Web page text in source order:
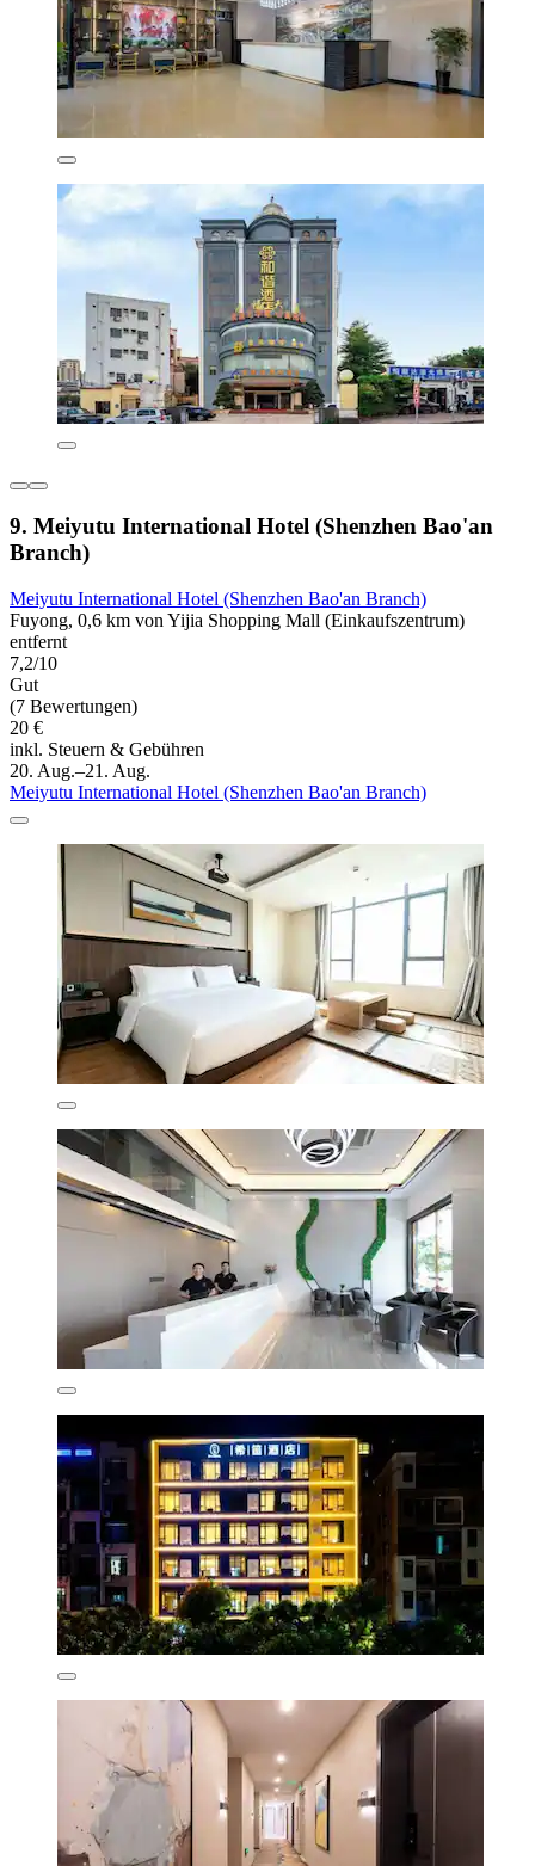
9. Meiyutu International Hotel (Shenzhen Bao'an
Branch)
Meiyutu International Hotel (Shenzhen Bao'an Branch)
Fuyong, 0,6 km von Yijia Shopping Mall (Einkaufszentrum)
entfernt
7,2/10
Gut
(7 Bewertungen)
20 €
inkl. Steuern & Gebühren
20. Aug.–21. Aug.
Meiyutu International Hotel (Shenzhen Bao'an Branch)